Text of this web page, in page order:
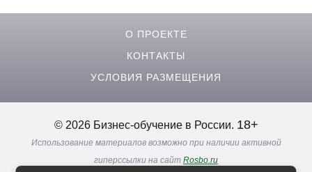
О ПРОЕКТЕ
КОНТАКТЫ
УСЛОВИЯ РАЗМЕЩЕНИЯ
© 2026 Бизнес-обучение в России. 18+
Использование материалов возможно при наличии активной
гиперссылки на сайт Rosbo.ru